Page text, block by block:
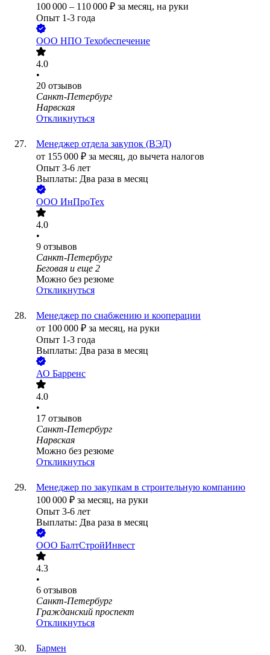
100 000 – 110 000 ₽ за месяц, на руки
Опыт 1-3 года
ООО НПО Техобеспечение
4.0
•
20 отзывов
Санкт-Петербург
Нарвская
Откликнуться
Менеджер отдела закупок (ВЭД)
от 155 000 ₽ за месяц, до вычета налогов
Опыт 3-6 лет
Выплаты: Два раза в месяц
ООО ИнПроТех
4.0
•
9 отзывов
Санкт-Петербург
Беговая и еще 2
Можно без резюме
Откликнуться
Менеджер по снабжению и кооперации
от 100 000 ₽ за месяц, на руки
Опыт 1-3 года
Выплаты: Два раза в месяц
АО Барренс
4.0
•
17 отзывов
Санкт-Петербург
Нарвская
Можно без резюме
Откликнуться
Менеджер по закупкам в строительную компанию
100 000 ₽ за месяц, на руки
Опыт 3-6 лет
Выплаты: Два раза в месяц
ООО БалтСтройИнвест
4.3
•
6 отзывов
Санкт-Петербург
Гражданский проспект
Откликнуться
Бармен